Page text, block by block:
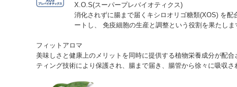
X.O.S(スーパープレバイオティクス)
消化されずに腸まで届くキシロオリゴ糖類(XOS) を
ートし、 免疫細胞の生産と調整という役割を果たしま
フィットアロマ
美味しさと健康上のメリットを同時に提供する植物栄養成分が配
ティング技術により保護され、腸まで届き、腸管から徐々に吸収さ